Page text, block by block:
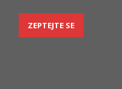
ZEPTEJTE SE